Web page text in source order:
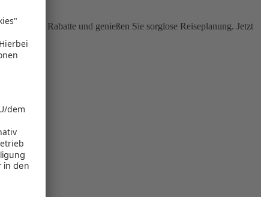
attraktive Rabatte und genießen Sie sorglose Reiseplanung. Jetzt